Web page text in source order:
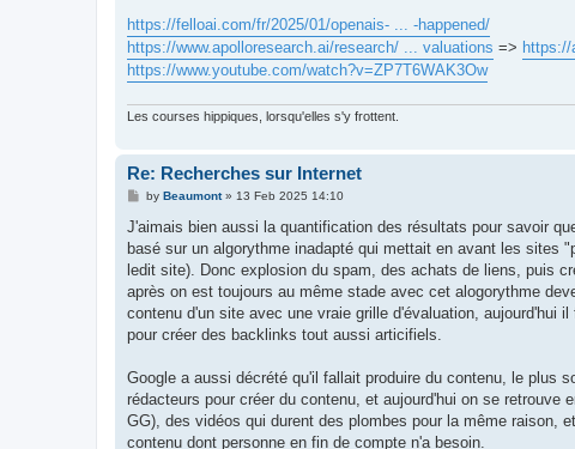
https://felloai.com/fr/2025/01/openais- ... -happened/
https://www.apolloresearch.ai/research/ ... valuations => https://
https://www.youtube.com/watch?v=ZP7T6WAK3Ow
Les courses hippiques, lorsqu'elles s'y frottent.
Re: Recherches sur Internet
P
s
by Beaumont» 13 Feb 2025 14:10
J'aimais bien aussi la quantification des résultats pour savoir
basé sur un algorythme inadapté qui mettait en avant les sites
ledit site). Donc explosion du spam, des achats de liens, puis
après on est toujours au même stade avec cet alogorythme
contenu d'un site avec une vraie grille d'évaluation,
pour créer des backlinks tout aussi articifiels.
Google a aussi décrété qu'il fallait produire du contenu, le plus
rédacteurs pour créer du contenu, et aujourd'hui on se
GG), des vidéos qui durent des plombes pour la même raison,
contenu dont personne en fin de compte n'a besoin.